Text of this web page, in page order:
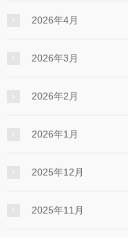
2026年4月
2026年3月
2026年2月
2026年1月
2025年12月
2025年11月